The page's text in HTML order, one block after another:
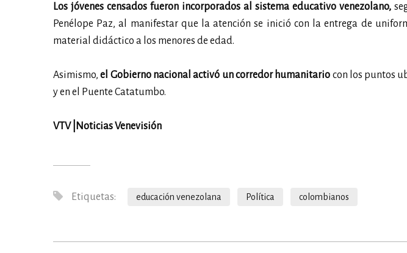
Los jóvenes censados fueron incorporados al sistema educativo venezolano,
Penélope Paz, al manifestar que la atención se inició con la entrega de
material didáctico a los menores de edad.
Asimismo,el Gobierno nacional activó un corredor humanitario con los puntos
y en el Puente Catatumbo.
VTV |Noticias Venevisión
Etiquetas: educación venezolana Política colombianos